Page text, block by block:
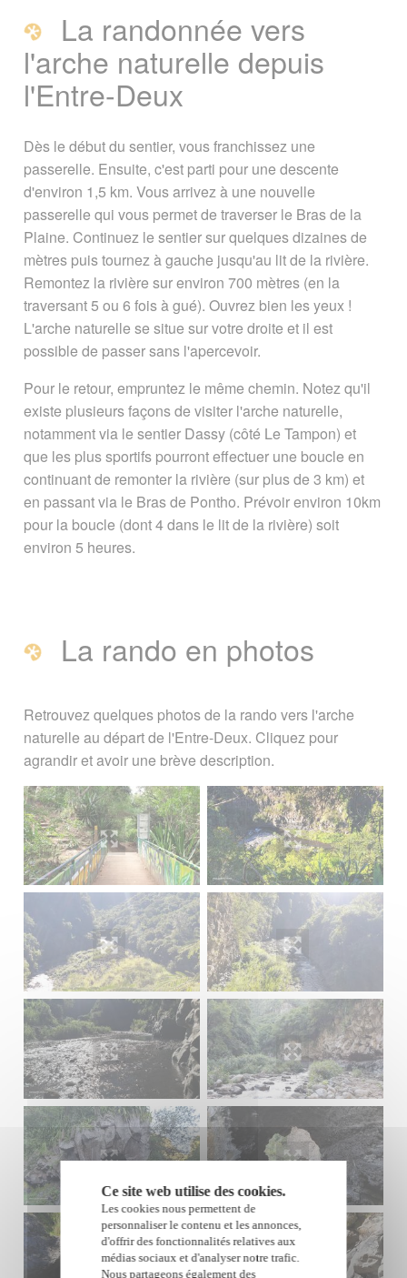
La randonnée vers
l'arche naturelle depuis
l'Entre-Deux
Dès le début du sentier, vous franchissez une
passerelle. Ensuite, c'est parti pour une descente
d'environ 1,5 km. Vous arrivez à une nouvelle
passerelle qui vous permet de traverser le Bras de la
Plaine. Continuez le sentier sur quelques dizaines de
mètres puis tournez à gauche jusqu'au lit de la rivière.
Remontez la rivière sur environ 700 mètres (en la
traversant 5 ou 6 fois à gué). Ouvrez bien les yeux !
L'arche naturelle se situe sur votre droite et il est
possible de passer sans l'apercevoir.
Pour le retour, empruntez le même chemin. Notez qu'il
existe plusieurs façons de visiter l'arche naturelle,
notamment via le sentier Dassy (côté Le Tampon) et
que les plus sportifs pourront effectuer une boucle en
continuant de remonter la rivière (sur plus de 3 km) et
en passant via le Bras de Pontho. Prévoir environ 10km
pour la boucle (dont 4 dans le lit de la rivière) soit
environ 5 heures.
La rando en photos
Retrouvez quelques photos de la rando vers l'arche
naturelle au départ de l'Entre-Deux. Cliquez pour
agrandir et avoir une brève description.
Ce site web utilise des cookies.
Les cookies nous permettent de
personnaliser le contenu et les annonces,
d'offrir des fonctionnalités relatives aux
médias sociaux et d'analyser notre trafic.
Nous partageons également des